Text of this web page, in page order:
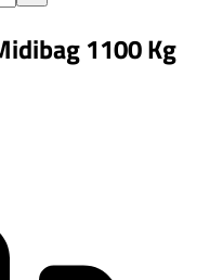
1100 Kg